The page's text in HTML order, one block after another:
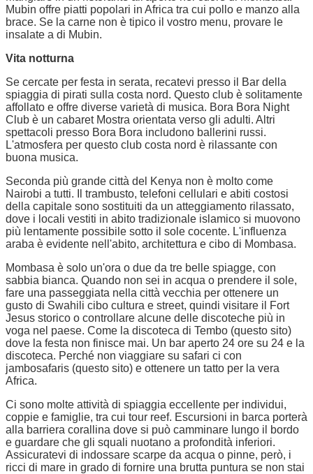
Mubin offre piatti popolari in Africa tra cui pollo e manzo alla
brace. Se la carne non è tipico il vostro menu, provare le
insalate a di Mubin.
Vita notturna
Se cercate per festa in serata, recatevi presso il Bar della
spiaggia di pirati sulla costa nord. Questo club è solitamente
affollato e offre diverse varietà di musica. Bora Bora Night
Club è un cabaret Mostra orientata verso gli adulti. Altri
spettacoli presso Bora Bora includono ballerini russi.
L'atmosfera per questo club costa nord è rilassante con
buona musica.
Seconda più grande città del Kenya non è molto come
Nairobi a tutti. Il trambusto, telefoni cellulari e abiti costosi
della capitale sono sostituiti da un atteggiamento rilassato,
dove i locali vestiti in abito tradizionale islamico si muovono
più lentamente possibile sotto il sole cocente. L'influenza
araba è evidente nell'abito, architettura e cibo di Mombasa.
Mombasa è solo un'ora o due da tre belle spiagge, con
sabbia bianca. Quando non sei in acqua o prendere il sole,
fare una passeggiata nella città vecchia per ottenere un
gusto di Swahili cibo cultura e street, quindi visitare il Fort
Jesus storico o controllare alcune delle discoteche più in
voga nel paese. Come la discoteca di Tembo (questo sito)
dove la festa non finisce mai. Un bar aperto 24 ore su 24 e la
discoteca. Perché non viaggiare su safari ci con
jambosafaris (questo sito) e ottenere un tatto per la vera
Africa.
Ci sono molte attività di spiaggia eccellente per individui,
coppie e famiglie, tra cui tour reef. Escursioni in barca porterà
alla barriera corallina dove si può camminare lungo il bordo
e guardare che gli squali nuotano a profondità inferiori.
Assicuratevi di indossare scarpe da acqua o pinne, però, i
ricci di mare in grado di fornire una brutta puntura se non stai